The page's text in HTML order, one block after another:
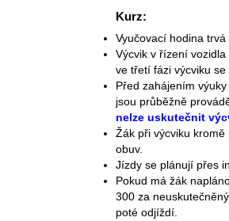
Kurz:
Vyučovací hodina trvá
Výcvik v řízení
ve třetí fázi výcviku
Před zahájením
jsou průběžně
nelze uskutečnit
Žák při výcviku
obuv.
Jízdy se plánují přes
Pokud má žák
300 za
poté odjíždí.